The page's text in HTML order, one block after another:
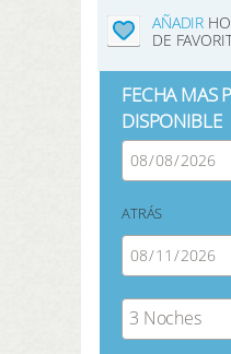
AÑADIR
DE
FECHA MAS
DISPONIBLE
ATRÁS
3 Noches